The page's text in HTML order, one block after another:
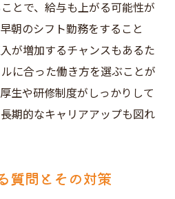
とで、給与も上がる可能性が
朝のシフト勤務をすること
が増加するチャンスもあるた
に合った働き方を選ぶことが
生や研修制度がしっかりして
期的なキャリアアップも図れ
質問とその対策